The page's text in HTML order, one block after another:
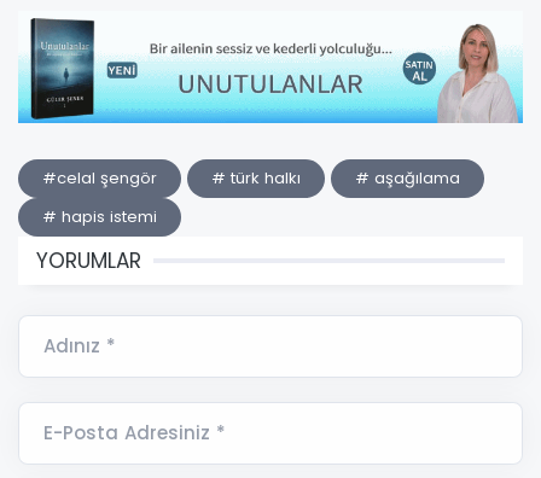
#celal şengör # türk halkı
# aşağılama
# hapis istemi
YORUMLAR
Adınız *
E-Posta Adresiniz *